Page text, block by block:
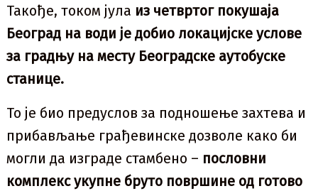
Такође, током јула из четвртог покушаја
Београд на води је добио локацијске услове
за градњу на месту Београдске аутобуске
станице.
То је био предуслов за подношење захтева и
прибављање грађевинске дозволе како би
могли да изграде стамбено – пословни
комплекс укупне бруто површине од готово